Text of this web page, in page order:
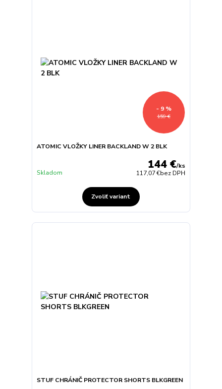
159 €
- 9 %
ATOMIC VLOŽKY LINER BACKLAND W 2 BLK
144 €/ks
117,07 €bez DPH
Skladom
Zvoliť variant
STUF CHRÁNIČ PROTECTOR SHORTS BLKGREEN